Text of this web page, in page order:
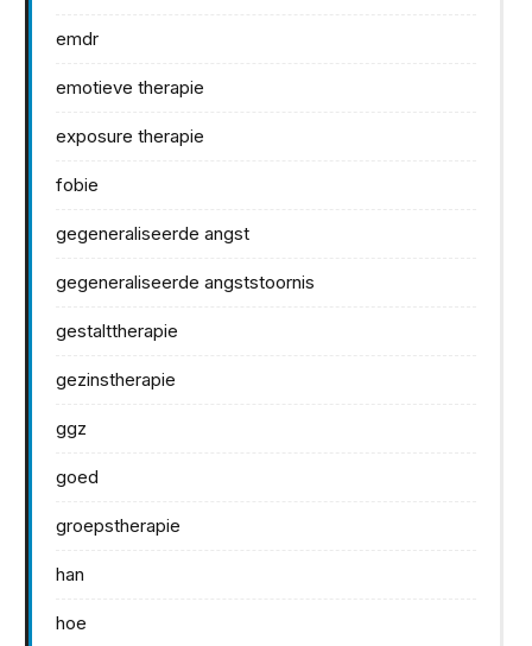
emdr
emotieve therapie
exposure therapie
fobie
gegeneraliseerde angst
gegeneraliseerde angststoornis
gestalttherapie
gezinstherapie
ggz
goed
groepstherapie
han
hoe